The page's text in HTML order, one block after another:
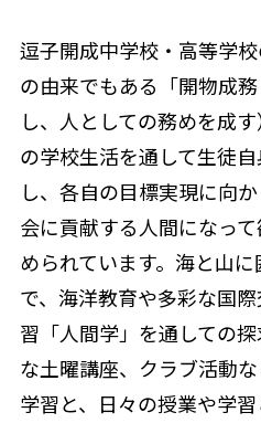
逗子開成中学校・高等学
の由来でもある「開物成
し、人としての務めを成
の学校生活を通して生徒
し、各自の目標実現に向
会に貢献する人間になっ
められています。海と山
で、海洋教育や多彩な国
習「人間学」を通しての
な土曜講座、クラブ活動
学習と、日々の授業や学